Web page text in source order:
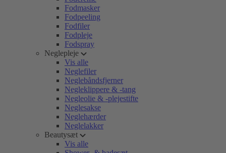
Fodmasker
Fodpeeling
Fodfiler
Fodpleje
Fodspray
Neglepleje
Vis alle
Neglefiler
Neglebåndsfjerner
Negleklippere & -tang
Negleolie & -plejestifte
Neglesakse
Neglehærder
Neglelakker
Beautysæt
Vis alle